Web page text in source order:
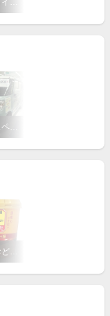
日産 スカイライン
スズキ スペーシア
アサヒ おどろき麺0 濃厚ごま担々麺